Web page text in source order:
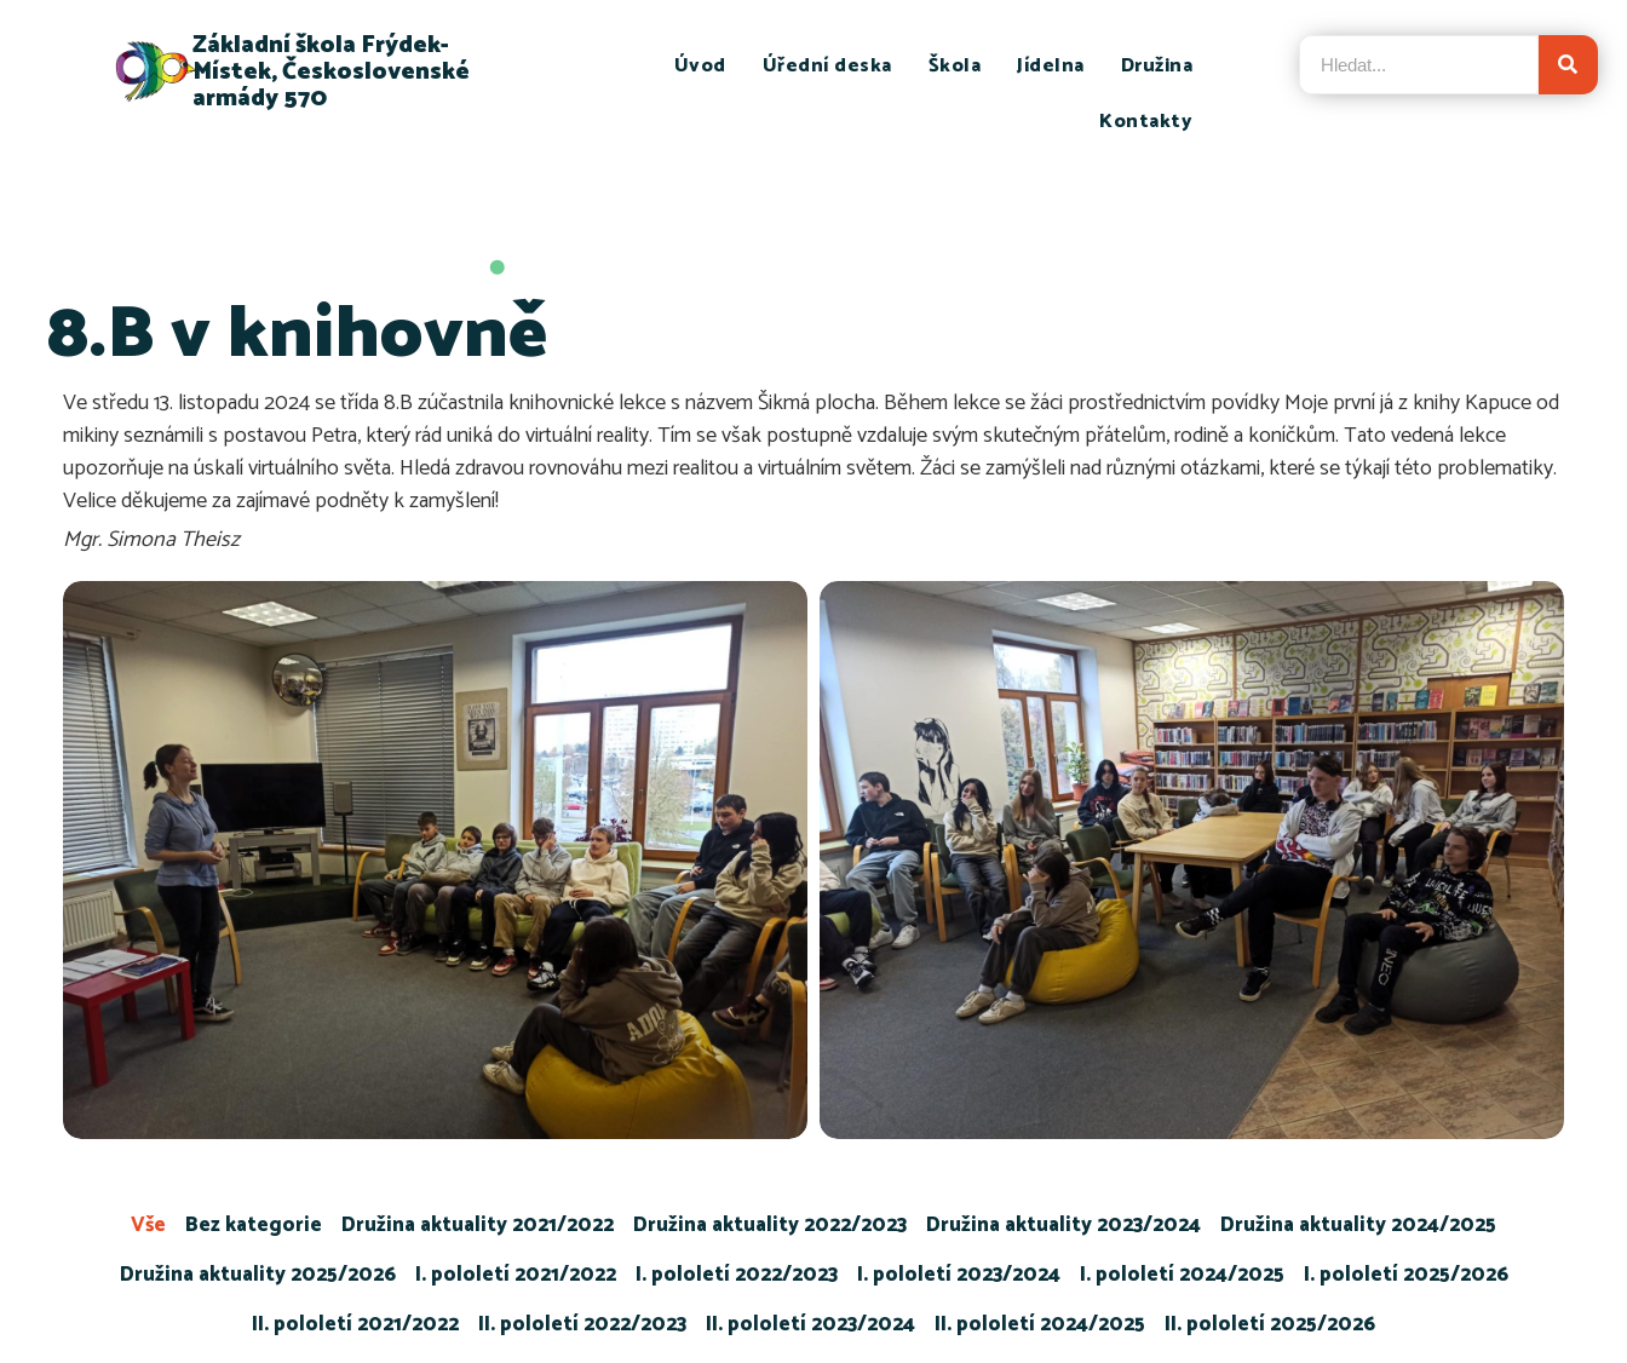
Základní škola Frýdek-
Místek, Československé
armády 570
Úvod Úřední deska Škola Jídelna
Družina
Kontakty
8.B v knihovně
Ve středu 13. listopadu 2024 se třída 8.B zúčastnila knihovnické lekce s názvem Šikmá plocha. Během lekce se žáci prostřednictvím povídky Moje první já z knihy Kapuce od
mikiny seznámili s postavou Petra, který rád uniká do virtuální reality. Tím se však postupně vzdaluje svým skutečným přátelům, rodině a koníčkům. Tato vedená lekce
upozorňuje na úskalí virtuálního světa. Hledá zdravou rovnováhu mezi realitou a virtuálním světem. Žáci se zamýšleli nad různými otázkami, které se týkají této problematiky.
Velice děkujeme za zajímavé podněty k zamyšlení!
Mgr. Simona Theisz
Bez kategorie Družina aktuality 2021/2022 Družina aktuality 2022/2023 Družina aktuality 2023/2024
Družina aktuality 2024/2025
Družina aktuality 2025/2026
I. pololetí 2021/2022 I. pololetí 2022/2023 I. pololetí 2023/2024 I. pololetí 2024/2025
I. pololetí 2025/2026
II. pololetí 2021/2022
II. pololetí 2022/2023 II. pololetí 2023/2024 II. pololetí 2024/2025 II. pololetí 2025/2026
Vše